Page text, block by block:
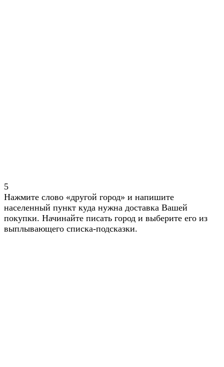
5
Нажмите слово «другой город» и напишите
населенный пункт куда нужна доставка Вашей
покупки. Начинайте писать город и выберите его из
выплывающего списка-подсказки.